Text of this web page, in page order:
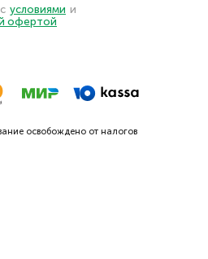
условиями и
офертой
освобождено от налогов